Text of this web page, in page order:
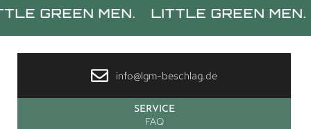
MEN. LITTLE GREEN MEN. LITTLE
info@lgm-beschlag.de
SERVICE
FAQ